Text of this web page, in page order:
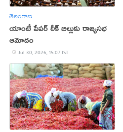
తెలంగాణ
యాంటీ పేపర్ లీక్ బిల్లుకు రాజ్యసభ
ఆమోదం
Jul 30, 2026, 15:07 IST